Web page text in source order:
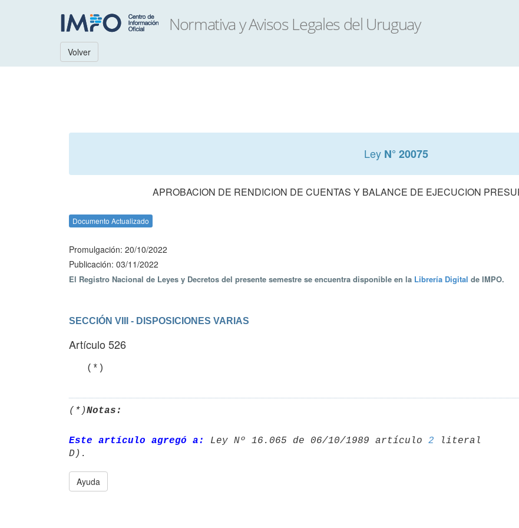
Volver
Ley N° 20075
APROBACION DE RENDICION DE CUENTAS Y BALANCE DE EJECUCION
Documento Actualizado
Promulgación: 20/10/2022
Publicación: 03/11/2022
El Registro Nacional de Leyes y Decretos del presente semestre se encuentra disponible en la Librería Digital de IMPO.
SECCIÓN VIII - DISPOSICIONES VARIAS
Artículo 526
   (*)
(*)Notas:
Este artículo agregó a: Ley Nº 16.065 de 06/10/1989 artículo 2 literal
Ayuda